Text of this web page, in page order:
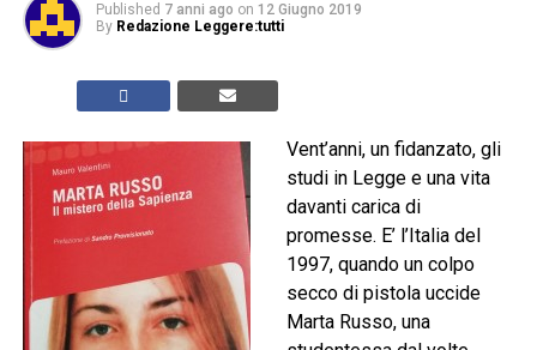
Published 7 anni ago on 12 Giugno 2019
By Redazione Leggere:tutti
Vent’anni, un fidanzato, gli
studi in Legge e una vita
davanti carica di
promesse. E’ l’Italia del
1997, quando un colpo
secco di pistola uccide
Marta Russo, una